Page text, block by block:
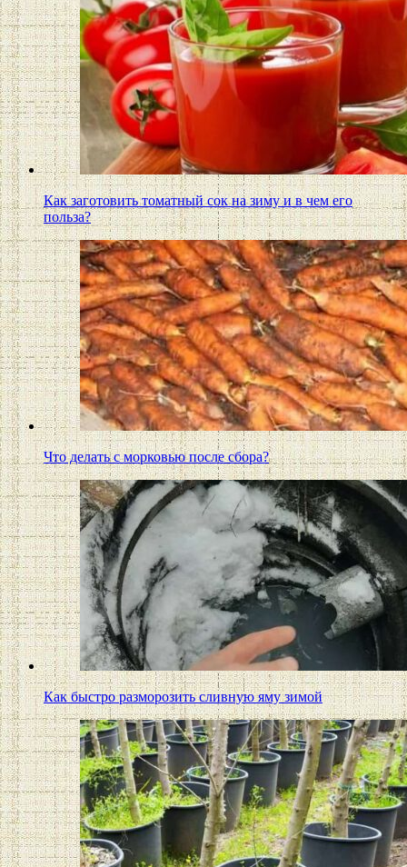
Как заготовить томатный сок на зиму и в чем его
польза?
Что делать с морковью после сбора?
Как быстро разморозить сливную яму зимой